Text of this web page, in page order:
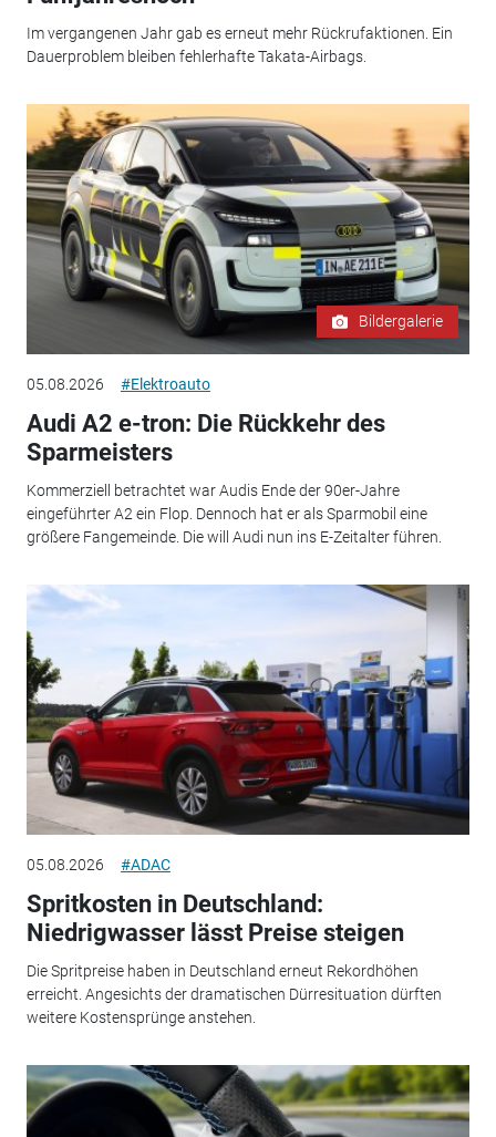
Im vergangenen Jahr gab es erneut mehr Rückrufaktionen. Ein
Dauerproblem bleiben fehlerhafte Takata-Airbags.
Bildergalerie
05.08.2026 #Elektroauto
Audi A2 e-tron: Die Rückkehr des
Sparmeisters
Kommerziell betrachtet war Audis Ende der 90er-Jahre
eingeführter A2 ein Flop. Dennoch hat er als Sparmobil eine
größere Fangemeinde. Die will Audi nun ins E-Zeitalter führen.
05.08.2026 #ADAC
Spritkosten in Deutschland:
Niedrigwasser lässt Preise steigen
Die Spritpreise haben in Deutschland erneut Rekordhöhen
erreicht. Angesichts der dramatischen Dürresituation dürften
weitere Kostensprünge anstehen.